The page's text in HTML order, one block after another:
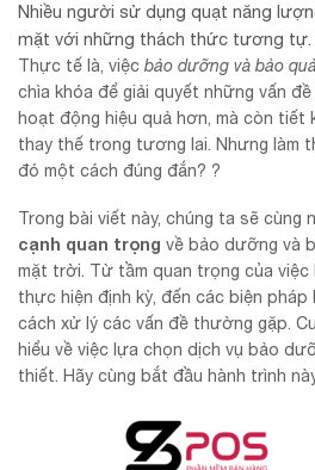
Nhiều người sử dụng quạt năng
mặt với những thách thức tương tự.
Thực tế là, việc bảo dưỡng và bảo
chìa khóa để giải quyết những vấn
hoạt động hiệu quả hơn, mà còn tiết
thay thế trong tương lai. Nhưng làm
đó một cách đúng đắn? ?
Trong bài viết này, chúng ta sẽ cùng
cạnh quan trọng về bảo dưỡng và
mặt trời. Từ tầm quan trọng của
thực hiện định kỳ, đến các biện pháp
cách xử lý các vấn đề thường gặp.
hiểu về việc lựa chọn dịch vụ bảo
thiết. Hãy cùng bắt đầu hành trình